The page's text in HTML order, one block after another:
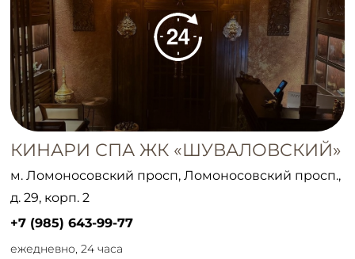
КИНАРИ СПА ЖК «ШУВАЛОВСКИЙ»
м. Ломоносовский просп, Ломоносовский просп.,
д. 29, корп. 2
+7 (985) 643-99-77
ежедневно, 24 часа